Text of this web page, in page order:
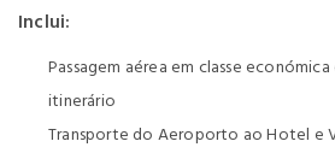
Inclui:
Passagem aérea em classe
itinerário
Transporte do Aeroporto ao Hotel e